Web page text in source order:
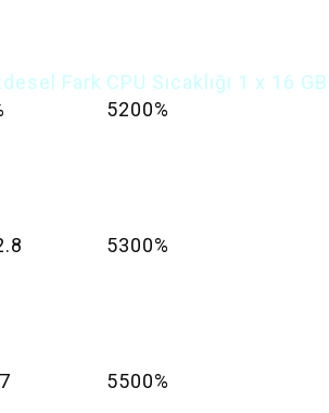
Fark CPU Sıcaklığı 1 x 16 GB
5200%
5300%
5500%